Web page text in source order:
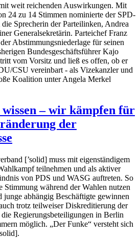
weit reichenden Auswirkungen. Mit
24 zu 14 Stimmen nominierte der SPD-
Sprecherin der Parteilinken, Andrea
Generalsekretärin. Parteichef Franz
Abstimmungsniederlage für seinen
Bundesgeschäftsführer Kajo
vom Vorsitz und ließ es offen, ob er
CSU vereinbart - als Vizekanzler und
Koalition unter Angela Merkel
– wir kämpfen für
der
[’solid] muss mit eigenständigem
teilnehmen und als aktiver
von PDS und WASG auftreten. So
Stimmung während der Wahlen nutzen
junge abhängig Beschäftigte gewinnen
trotz teilweiser Diskreditierung der
Regierungsbeteiligungen in Berlin
möglich. „Der Funke“ versteht sich